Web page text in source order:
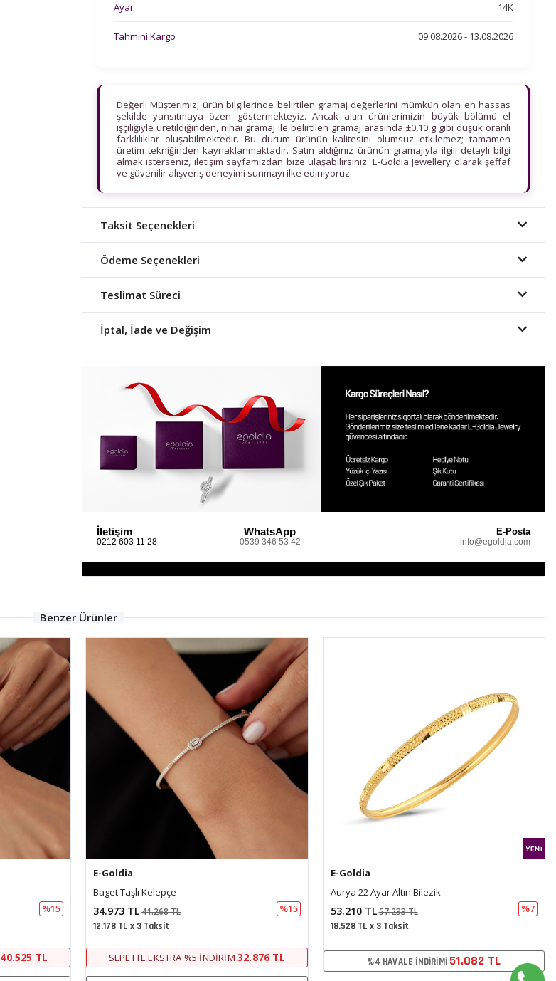
Ayar 14K
Tahmini Kargo 09.08.2026 - 13.08.2026
Değerli Müşterimiz; ürün bilgilerinde belirtilen gramaj değerlerini mümkün olan en hassas
şekilde yansıtmaya özen göstermekteyiz. Ancak altın ürünlerimizin büyük bölümü el
işçiliğiyle üretildiğinden, nihai gramaj ile belirtilen gramaj arasında ±0,10 g gibi düşük oranlı
farklılıklar oluşabilmektedir. Bu durum ürünün kalitesini olumsuz etkilemez; tamamen
üretim tekniğinden kaynaklanmaktadır. Satın aldığınız ürünün gramajıyla ilgili detaylı bilgi
almak isterseniz, iletişim sayfamızdan bize ulaşabilirsiniz. E-Goldia Jewellery olarak şeffaf
ve güvenilir alışveriş deneyimi sunmayı ilke ediniyoruz.
Taksit Seçenekleri
Ödeme Seçenekleri
Teslimat Süreci
İptal, İade ve Değişim
İletişim
0212 603 11 28
WhatsApp
0539 346 53 42
E-Posta
info@egoldia.com
Benzer Ürünler
%15
32.876 TL
E-Goldia
Aurya 22 Ayar Altın Bilezik
53.210 TL57.233 TL %7
18.528 TL x 3 Taksit
%4 HAVALE İNDIRIMI51.082 TL
E-Goldia
Çapa Kelepçe (6*5 Cm 1Mm)
20.651 TL24.368 TL %15
7.191 TL x 3 Taksit
SEPETTE EKSTRA %5 İNDIRIM19.413 TL